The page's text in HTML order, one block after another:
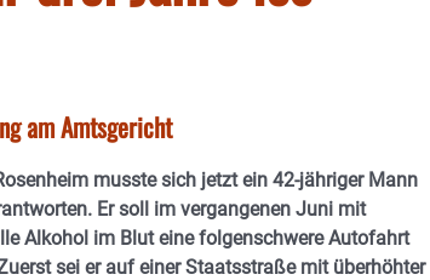
am Amtsgericht
musste sich jetzt ein 42-jähriger Mann
Er soll im vergangenen Juni mit
Alkohol im Blut eine folgenschwere Autofahrt
sei er auf einer Staatsstraße mit überhöhter